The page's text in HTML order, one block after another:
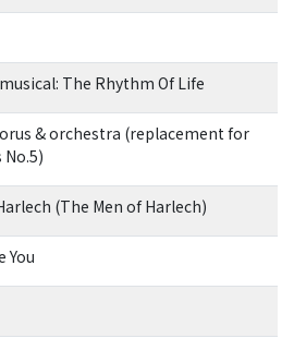
The Rhythm Of Life
& orchestra (replacement for
(The Men of Harlech)
You